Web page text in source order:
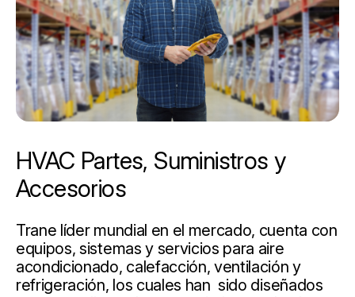
HVAC Partes, Suministros y
Accesorios
Trane líder mundial en el mercado, cuenta con
equipos, sistemas y servicios para aire
acondicionado, calefacción, ventilación y
refrigeración, los cuales han sido diseñados